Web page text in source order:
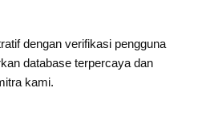
dengan verifikasi pengguna
database terpercaya dan
kami.